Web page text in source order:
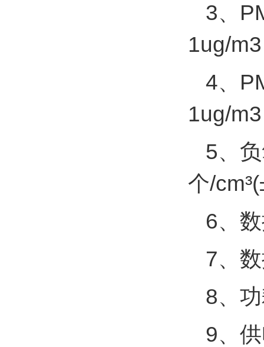
3、
1ug/m3
4、
1ug/m3
5、
个/
6、
7、
8、
9、